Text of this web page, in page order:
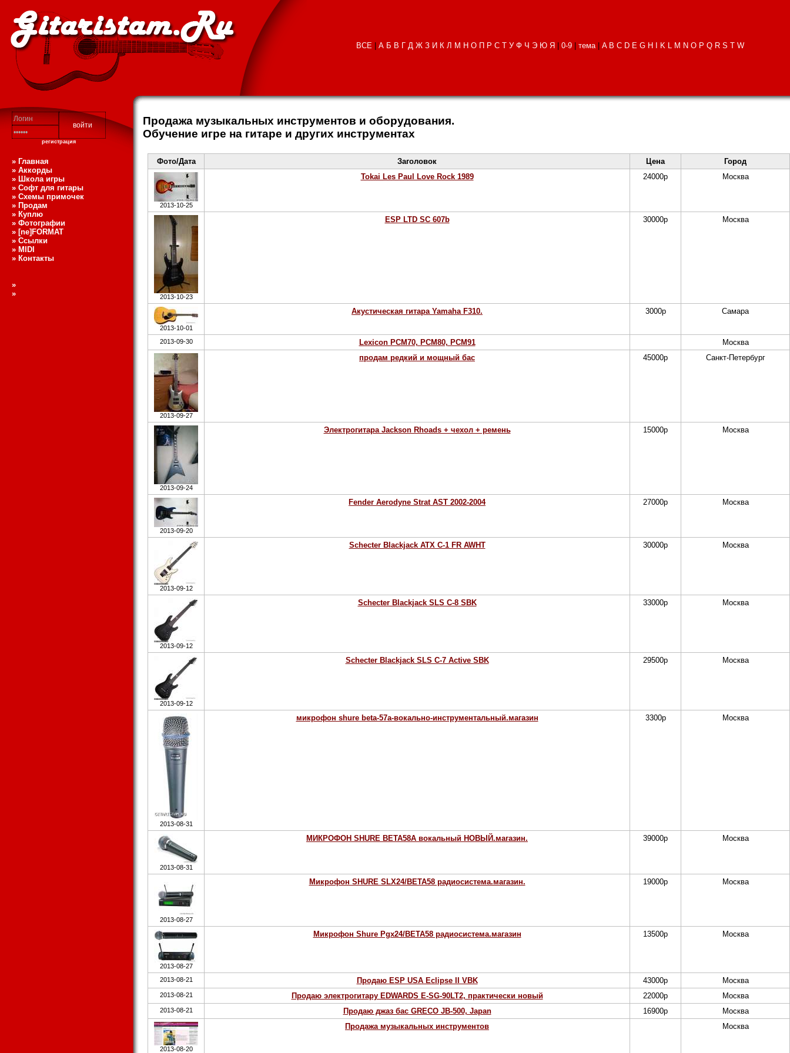
ВСЕ| А Б В Г Д Ж З И К Л М Н О П Р С Т У Ф Ч Э Ю Я 0-9| тема| A B C D E G H K L M N O P Q R S T W
регистрация
Продажа музыкальных инструментов и оборудования.
Обучение игре на гитаре и других инструментах
» Главная
» Аккорды
» Школа игры
» Софт для гитары
» Схемы примочек
» Продам
» Куплю
» Фотографии
» [ne]FORMAT
» Ссылки
» MIDI
» Контакты
»
»
Фото/Дата Заголовок Цена Город
2013-10-25
Tokai Les Paul Love Rock 1989 24000р Москва
2013-10-23
ESP LTD SC 607b 30000р Москва
2013-10-01
Акустическая гитара Yamaha F310. 3000р Самара
2013-09-30 Lexicon PCM70, PCM80, PCM91 Москва
2013-09-27
продам редкий и мощный бас 45000р Санкт-Петербург
2013-09-24
Электрогитара Jackson Rhoads + чехол + ремень 15000р Москва
2013-09-20
Fender Aerodyne Strat AST 2002-2004 27000р Москва
2013-09-12
Schecter Blackjack ATX C-1 FR AWHT 30000р Москва
2013-09-12
Schecter Blackjack SLS C-8 SBK 33000р Москва
2013-09-12
Schecter Blackjack SLS C-7 Active SBK 29500р Москва
2013-08-31
микрофон shure beta-57a-вокально-инструментальный.магазин 3300р Москва
2013-08-31
МИКРОФОН SHURE BETA58A вокальный НОВЫЙ.магазин. 39000р Москва
2013-08-27
Микрофон SHURE SLX24/BETA58 радиосистема.магазин. 19000р Москва
2013-08-27
Микрофон Shure Pgx24/BETA58 радиосистема.магазин 13500р Москва
2013-08-21 Продаю ESP USA Eclipse II VBK 43000р Москва
2013-08-21 Продаю электрогитару EDWARDS E-SG-90LT2, практически новый 22000р Москва
2013-08-21 Продаю джаз бас GRECO JB-500, Japan 16900р Москва
2013-08-20
Продажа музыкальных инструментов Москва